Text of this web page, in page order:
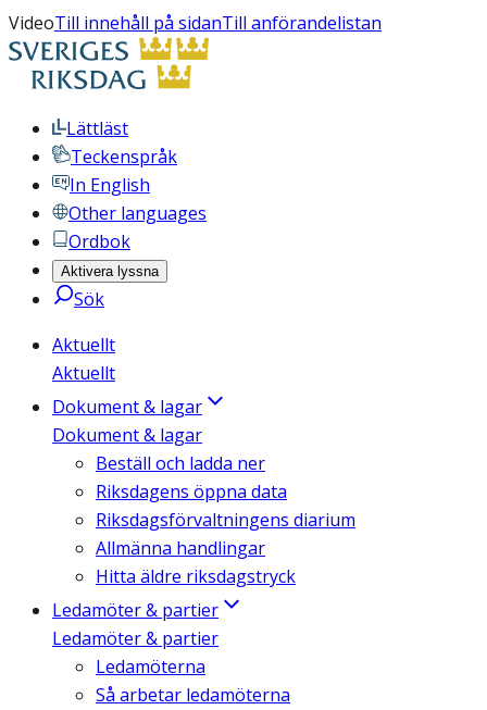
VideoTill innehåll på sidanTill anförandelistan
Lättläst
Teckenspråk
In English
Other languages
Ordbok
Aktivera lyssna
Sök
Aktuellt
Aktuellt
Dokument & lagar
Dokument & lagar
Beställ och ladda ner
Riksdagens öppna data
Riksdagsförvaltningens diarium
Allmänna handlingar
Hitta äldre riksdagstryck
Ledamöter & partier
Ledamöter & partier
Ledamöterna
Så arbetar ledamöterna